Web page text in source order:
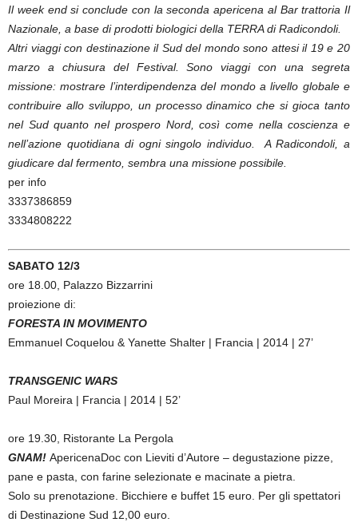
Il week end si conclude con la seconda apericena al Bar trattoria Il
Nazionale, a base di prodotti biologici della TERRA di Radicondoli.
Altri viaggi con destinazione il Sud del mondo sono attesi il 19 e 20
marzo a chiusura del Festival. Sono viaggi con una segreta
missione: mostrare l’interdipendenza del mondo a livello globale e
contribuire allo sviluppo, un processo dinamico che si gioca tanto
nel Sud quanto nel prospero Nord, così come nella coscienza e
nell’azione quotidiana di ogni singolo individuo. A Radicondoli, a
giudicare dal fermento, sembra una missione possibile.
per info
3337386859
3334808222
SABATO 12/3
ore 18.00, Palazzo Bizzarrini
proiezione di:
FORESTA IN MOVIMENTO
Emmanuel Coquelou & Yanette Shalter | Francia | 2014 | 27’
TRANSGENIC WARS
Paul Moreira | Francia | 2014 | 52’
ore 19.30, Ristorante La Pergola
GNAM! ApericenaDoc con Lieviti d’Autore – degustazione pizze,
pane e pasta, con farine selezionate e macinate a pietra.
Solo su prenotazione. Bicchiere e buffet 15 euro. Per gli spettatori
di Destinazione Sud 12,00 euro.